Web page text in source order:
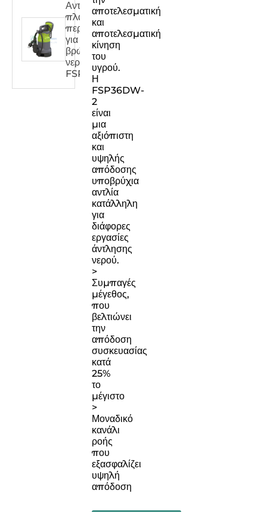
Αντλία
πλαστικού
περιβλήματος
για
βρώμικο
νερό
FSPXXX32DW
αποτελεσματική
και
αποτελεσματική
κίνηση
του
υγρού.
Η
FSP36DW-
2
είναι
μια
αξιόπιστη
και
υψηλής
απόδοσης
υποβρύχια
αντλία
κατάλληλη
για
διάφορες
εργασίες
άντλησης
νερού.
>
Συμπαγές
μέγεθος,
που
βελτιώνει
την
απόδοση
συσκευασίας
κατά
25%
το
μέγιστο
>
Μοναδικό
κανάλι
ροής
που
εξασφαλίζει
υψηλή
απόδοση